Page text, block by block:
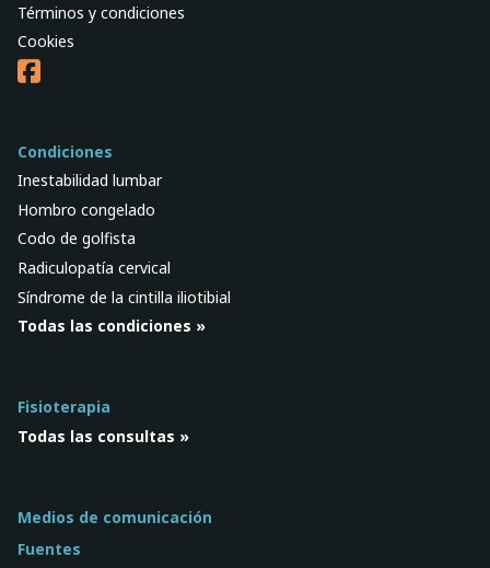
Términos y condiciones
Cookies
Condiciones
Inestabilidad lumbar
Hombro congelado
Codo de golfista
Radiculopatía cervical
Síndrome de la cintilla iliotibial
Todas las condiciones »
Fisioterapia
Todas las consultas »
Medios de comunicación
Fuentes